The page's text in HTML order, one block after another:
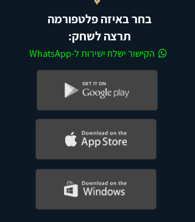
בחר באיזה פלטפורמה
תרצה לשחק:
​​​​​​​ הקישור ישלח ישירות ל-WhatsApp